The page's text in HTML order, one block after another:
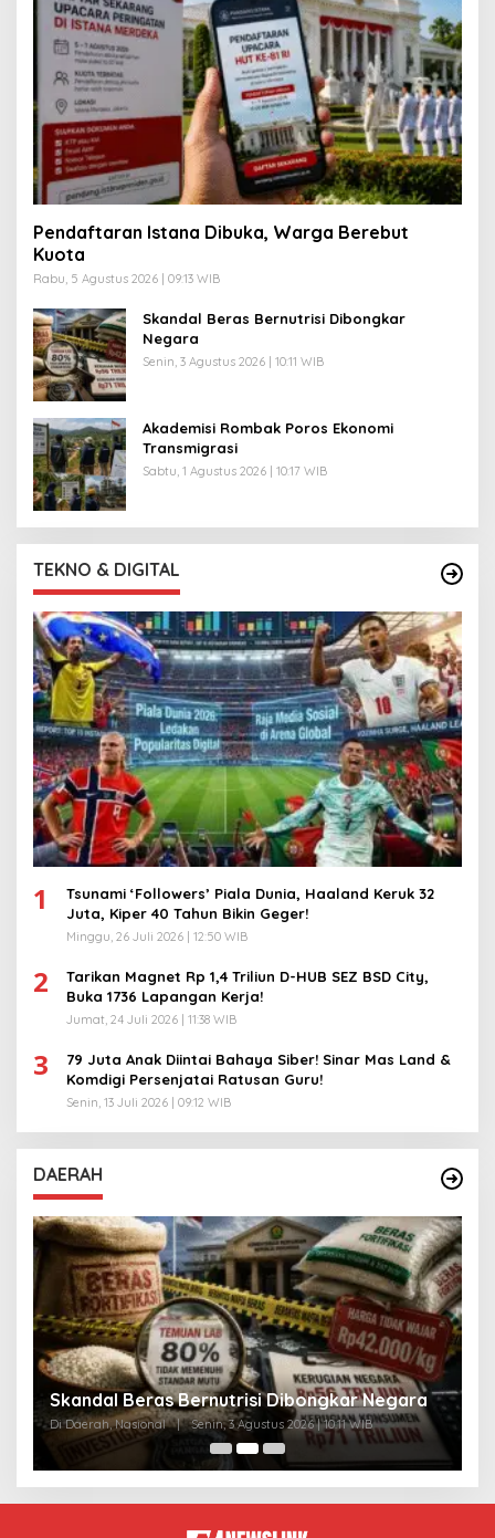
Pendaftaran Istana Dibuka, Warga Berebut
Kuota
Rabu, 5 Agustus 2026 | 09:13 WIB
Skandal Beras Bernutrisi Dibongkar
Negara
Senin, 3 Agustus 2026 | 10:11 WIB
Akademisi Rombak Poros Ekonomi
Transmigrasi
Sabtu, 1 Agustus 2026 | 10:17 WIB
TEKNO & DIGITAL
1
Tsunami ‘Followers’ Piala Dunia, Haaland Keruk 32
Juta, Kiper 40 Tahun Bikin Geger!
Minggu, 26 Juli 2026 | 12:50 WIB
2
Tarikan Magnet Rp 1,4 Triliun D-HUB SEZ BSD City,
Buka 1736 Lapangan Kerja!
Jumat, 24 Juli 2026 | 11:38 WIB
3
79 Juta Anak Diintai Bahaya Siber! Sinar Mas Land &
Komdigi Persenjatai Ratusan Guru!
Senin, 13 Juli 2026 | 09:12 WIB
DAERAH
Skandal Beras Bernutrisi Dibongkar Negara
Di Daerah, Nasional | Senin, 3 Agustus 2026 | 10:11 WIB